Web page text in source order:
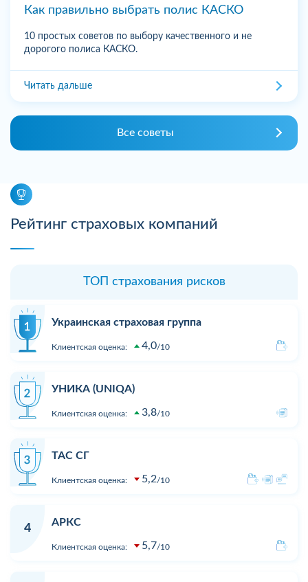
Как правильно выбрать полис КАСКО
10 простых советов по выбору качественного и не
дорогого полиса КАСКО.
Читать дальше
Все советы
Рейтинг страховых компаний
ТОП страхования рисков
Украинская страховая группа
Клиентская оценка: 4,0 10
УНИКА (UNIQA)
Клиентская оценка: 3,8 10
ТАС СГ
Клиентская оценка: 5,2 10
4
АРКС
Клиентская оценка: 5,7 10